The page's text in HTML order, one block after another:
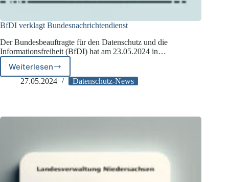
BfDI verklagt Bundesnachrichtendienst
Der Bundesbeauftragte für den Datenschutz und die
Informationsfreiheit (BfDI) hat am 23.05.2024 in…
Weiterlesen
BfDI
verklagt
27.05.2024 Datenschutz-News